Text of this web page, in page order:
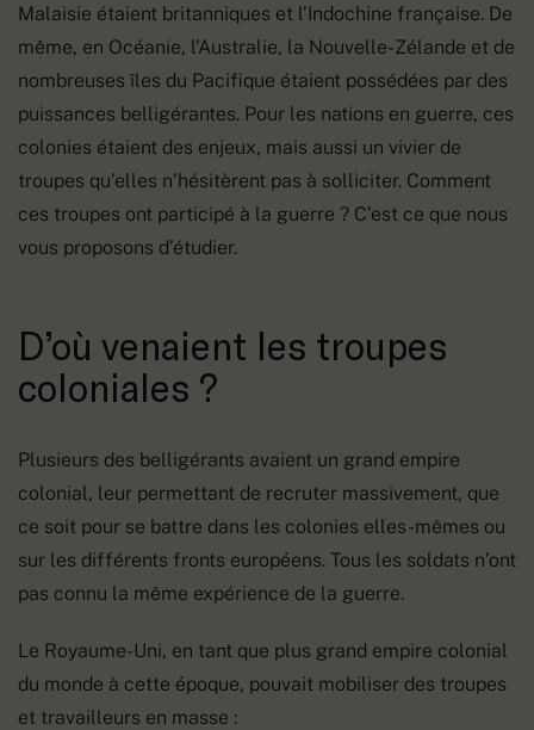
Malaisie étaient britanniques et l’Indochine française. De
même, en Océanie, l’Australie, la Nouvelle-Zélande et de
nombreuses îles du Pacifique étaient possédées par des
puissances belligérantes. Pour les nations en guerre, ces
colonies étaient des enjeux, mais aussi un vivier de
troupes qu’elles n’hésitèrent pas à solliciter. Comment
ces troupes ont participé à la guerre ? C’est ce que nous
vous proposons d’étudier.
D’où venaient les troupes
coloniales ?
Plusieurs des belligérants avaient un grand empire
colonial, leur permettant de recruter massivement, que
ce soit pour se battre dans les colonies elles-mêmes ou
sur les différents fronts européens. Tous les soldats n’ont
pas connu la même expérience de la guerre.
Le Royaume-Uni, en tant que plus grand empire colonial
du monde à cette époque, pouvait mobiliser des troupes
et travailleurs en masse :